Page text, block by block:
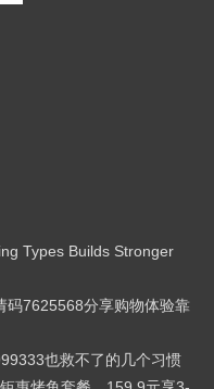
Types Builds Stronger
码7625568分享购物体验靠
也救不了的几个习惯